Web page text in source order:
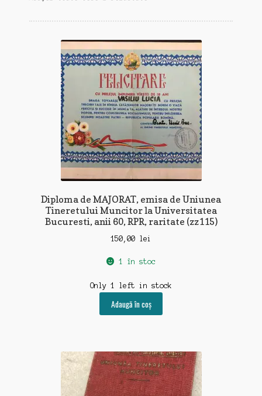
cele
recente
Diploma de MAJORAT, emisa de Uniunea
Tineretului Muncitor la Universitatea
Bucuresti, anii 60, RPR, raritate (zz115)
150,00 lei
1 în stoc
Only 1 left in stock
Adaugă în coș